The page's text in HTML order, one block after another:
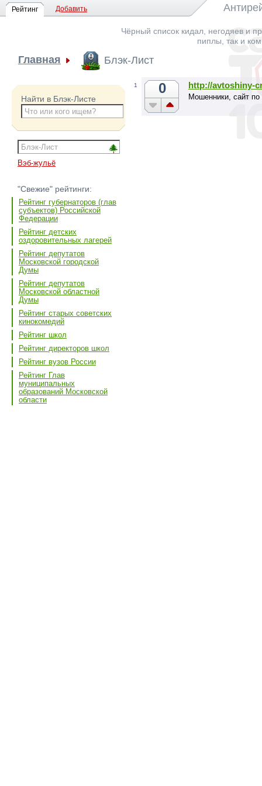
Рейтинг Добавить
Чёрный список кидал, негодяев и
пиплы, так и
Главная Блэк-Лист
Найти в Блэк-Листе
Вэб-жульё
"Свежие" рейтинги:
Рейтинг губернаторов (глав
субъектов) Российской
Федерации
Рейтинг детских
оздоровительных лагерей
Рейтинг депутатов
Московской городской
Думы
Рейтинг депутатов
Московской областной
Думы
Рейтинг старых советских
кинокомедий
Рейтинг школ
Рейтинг директоров школ
Рейтинг вузов России
Рейтинг Глав
муниципальных
образований Московской
области
1 0 http://avtoshiny-
Мошенники, сайт